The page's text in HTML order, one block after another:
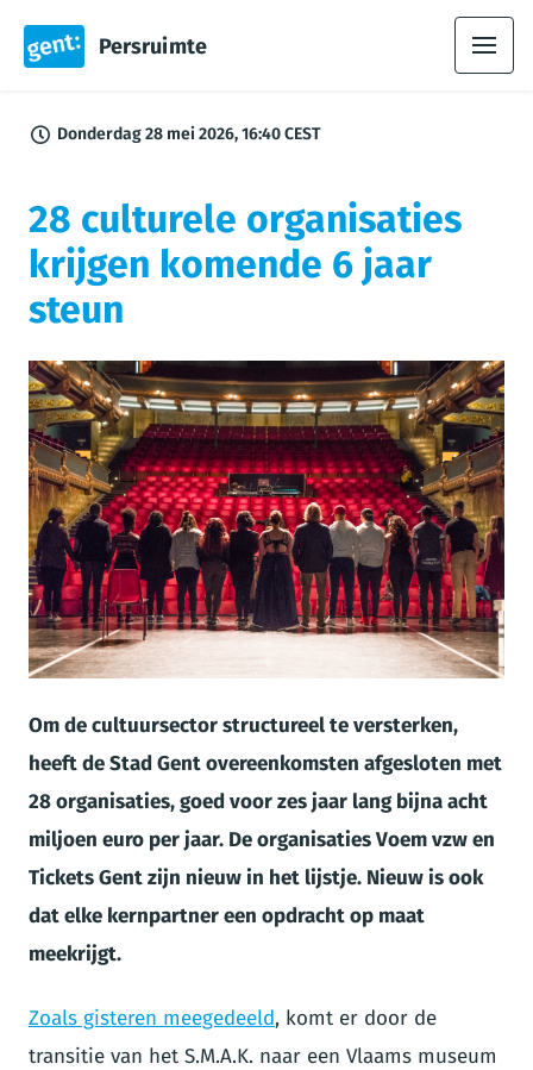
Persruimte
Donderdag 28 mei 2026, 16:40 CEST
28 culturele organisaties
krijgen komende 6 jaar
steun
JPG
Om de cultuursector structureel te versterken,
heeft de Stad Gent overeenkomsten afgesloten met
28 organisaties, goed voor zes jaar lang bijna acht
miljoen euro per jaar. De organisaties Voem vzw en
Tickets Gent zijn nieuw in het lijstje. Nieuw is ook
dat elke kernpartner een opdracht op maat
meekrijgt.
Zoals gisteren meegedeeld, komt er door de
transitie van het S.M.A.K. naar een Vlaams museum